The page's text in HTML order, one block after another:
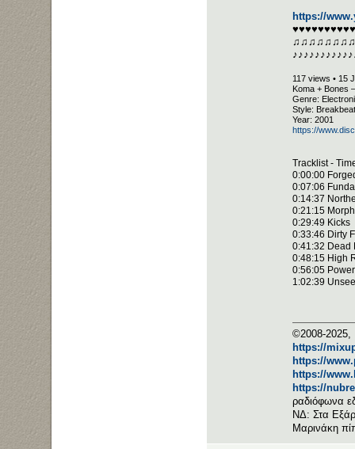
https://
117 views • 15
Koma + Bones
Genre:
Style:
Year: 2001
https://
Tracklist -
0:00:00
0:07:06
0:14:37
0:21:15
0:29:49 Kicks
0:33:46 Dirty
0:41:32 Dead
0:48:15 High
0:56:05
1:02:39
©2008-2025,
https://
https://
https://
https://
ραδιόφωνα
ΝΔ: Στα
Μαρινάκη